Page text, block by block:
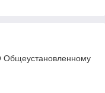
Общеустановленному